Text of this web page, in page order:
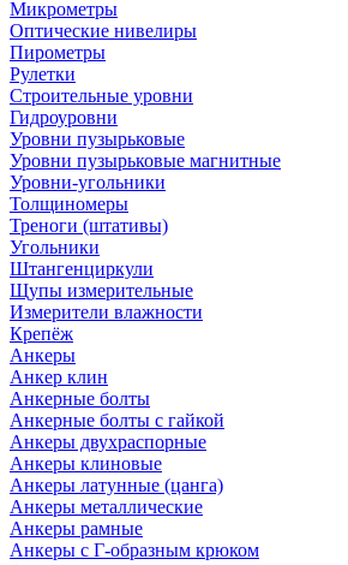
Микрометры
Оптические нивелиры
Пирометры
Рулетки
Строительные уровни
Гидроуровни
Уровни пузырьковые
Уровни пузырьковые магнитные
Уровни-угольники
Толщиномеры
Треноги (штативы)
Угольники
Штангенциркули
Щупы измерительные
Измерители влажности
Крепёж
Анкеры
Анкер клин
Анкерные болты
Анкерные болты с гайкой
Анкеры двухраспорные
Анкеры клиновые
Анкеры латунные (цанга)
Анкеры металлические
Анкеры рамные
Анкеры с Г-образным крюком